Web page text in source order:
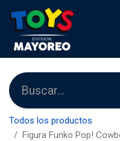
Todos los productos
Figura Funko Pop!